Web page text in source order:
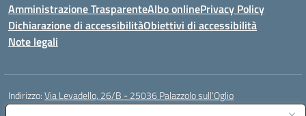
Amministrazione TrasparenteAlbo onlinePrivacy Policy
Dichiarazione di accessibilitàObiettivi di accessibilità
Note legali
Indirizzo:Via Levadello, 26/B - 25036 Palazzolo sull'Oglio
Centralino: